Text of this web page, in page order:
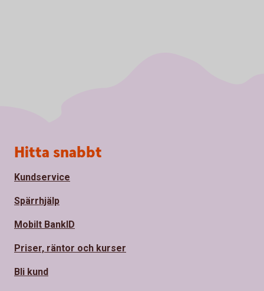
Sidfot
Hitta snabbt
Kundservice
Spärrhjälp
Mobilt BankID
Priser, räntor och kurser
Bli kund